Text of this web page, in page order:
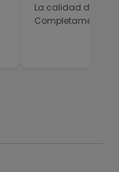
La calidad del
Completamente